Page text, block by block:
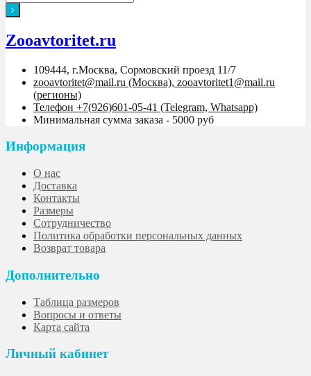
Zooavtoritet.ru
109444, г.Москва, Сормовский проезд 11/7
zooavtoritet@mail.ru (Москва), zooavtoritet1@mail.ru
(регионы)
Телефон +7(926)601-05-41 (Telegram, Whatsapp)
Минимальная сумма заказа - 5000 руб
Информация
О нас
Доставка
Контакты
Размеры
Сотрудничество
Политика обработки персональных данных
Возврат товара
Дополнительно
Таблица размеров
Вопросы и ответы
Карта сайта
Личный кабинет